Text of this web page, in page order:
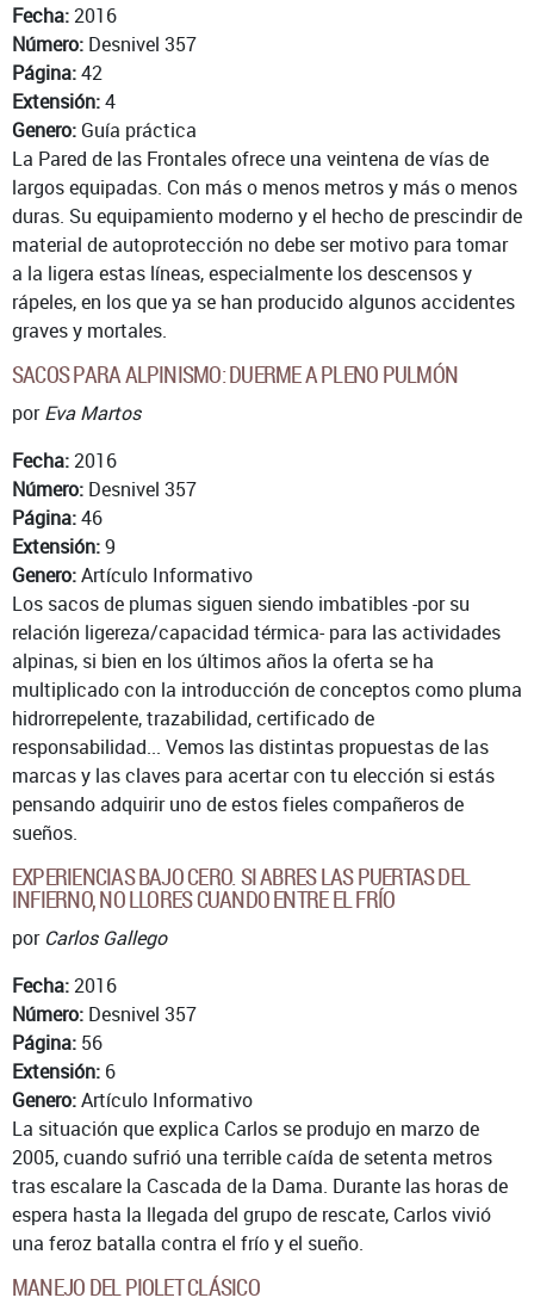
Fecha:2016
Número: Desnivel 357
Página:42
Extensión:4
Genero: Guía práctica
La Pared de las Frontales ofrece una veintena de vías de
largos equipadas. Con más o menos metros y más o menos
duras. Su equipamiento moderno y el hecho de prescindir de
material de autoprotección no debe ser motivo para tomar
a la ligera estas líneas, especialmente los descensos y
rápeles, en los que ya se han producido algunos accidentes
graves y mortales.
SACOS PARA ALPINISMO: DUERME A PLENO PULMÓN
porEva Martos
Fecha:2016
Número: Desnivel 357
Página:46
Extensión:9
Genero:Artículo Informativo
Los sacos de plumas siguen siendo imbatibles -por su
relación ligereza/capacidad térmica- para las actividades
alpinas, si bien en los últimos años la oferta se ha
multiplicado con la introducción de conceptos como pluma
hidrorrepelente, trazabilidad, certificado de
responsabilidad... Vemos las distintas propuestas de las
marcas y las claves para acertar con tu elección si estás
pensando adquirir uno de estos fieles compañeros de
sueños.
EXPERIENCIAS BAJO CERO. SI ABRES LAS PUERTAS DEL
INFIERNO, NO LLORES CUANDO ENTRE EL FRÍO
por Carlos Gallego
Fecha:2016
Número: Desnivel 357
Página: 56
Extensión: 6
Genero:Artículo Informativo
La situación que explica Carlos se produjo en marzo de
2005, cuando sufrió una terrible caída de setenta metros
tras escalare la Cascada de la Dama. Durante las horas de
espera hasta la llegada del grupo de rescate, Carlos vivió
una feroz batalla contra el frío y el sueño.
MANEJO DEL PIOLET CLÁSICO